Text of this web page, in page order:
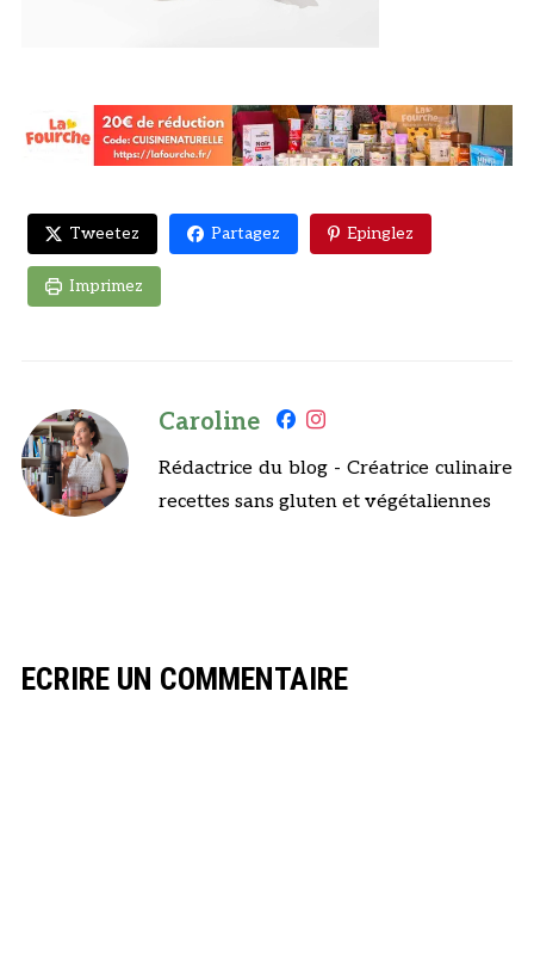
Tweetez Partagez Epinglez
Imprimez
Caroline
Rédactrice du blog - Créatrice culinaire
recettes sans gluten et végétaliennes
ECRIRE UN COMMENTAIRE